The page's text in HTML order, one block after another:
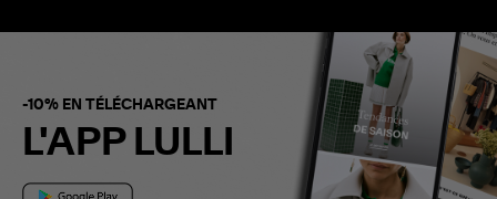
-10% EN TÉLÉCHARGEANT
L'APP LULLI